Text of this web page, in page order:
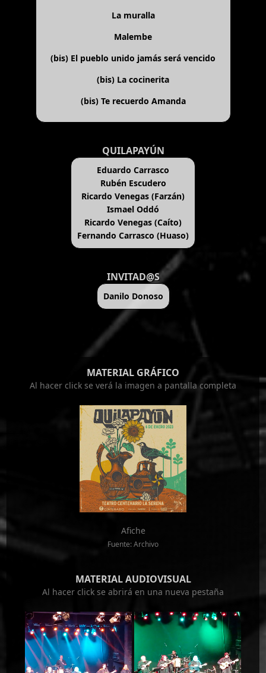
La muralla
Malembe
(bis) El pueblo unido jamás será vencido
(bis) La cocinerita
(bis) Te recuerdo Amanda
QUILAPAYÚN
Eduardo Carrasco
Rubén Escudero
Ricardo Venegas (Farzán)
Ismael Oddó
Ricardo Venegas (Caíto)
Fernando Carrasco (Huaso)
INVITAD@S
Danilo Donoso
MATERIAL GRÁFICO
Al hacer click se verá la imagen a pantalla completa
Afiche
Fuente: Archivo
MATERIAL AUDIOVISUAL
Al hacer click se abrirá en una nueva pestaña